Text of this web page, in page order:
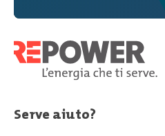
Serve aiuto?